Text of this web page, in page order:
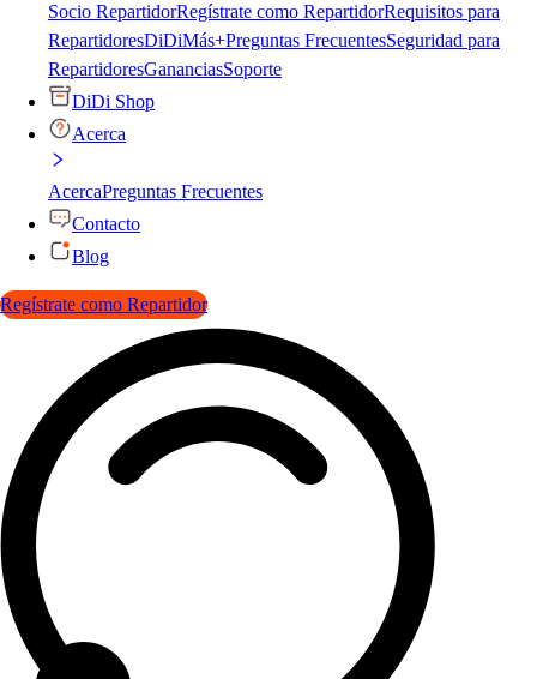
Socio RepartidorRegístrate como RepartidorRequisitos para
RepartidoresDiDiMás+Preguntas FrecuentesSeguridad para
RepartidoresGananciasSoporte
DiDi Shop
Acerca
AcercaPreguntas Frecuentes
Contacto
Blog
Regístrate como Repartidor